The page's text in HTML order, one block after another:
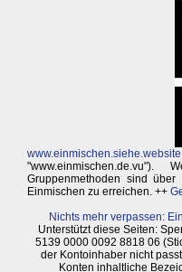
www.einmischen.siehe.website
Gruppenmethoden sind
Einmischen zu erreichen. ++
Nichts mehr verpassen:
Unterstützt diese Seiten:
5139 0000 0092 8818 06
der Kontoinhaber nicht
Konten inhaltliche